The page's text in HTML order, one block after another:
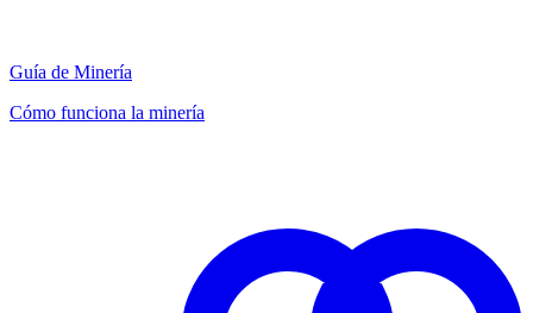
Guía de Minería
Cómo funciona la minería